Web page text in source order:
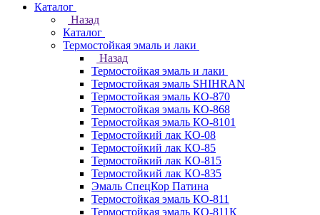
Каталог
Назад
Каталог
Термостойкая эмаль и лаки
Назад
Термостойкая эмаль и лаки
Термостойкая эмаль SHIHRAN
Термостойкая эмаль КО-870
Термостойкая эмаль КО-868
Термостойкая эмаль КО-8101
Термостойкий лак КО-08
Термостойкий лак КО-85
Термостойкий лак КО-815
Термостойкий лак КО-835
Эмаль СпецКор Патина
Термостойкая эмаль КО-811
Термостойкая эмаль КО-811К